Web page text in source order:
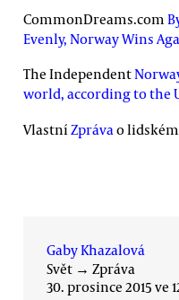
CommonDreams.com
Evenly, Norway Wins
The Independent
world, according to the
Vlastní Zpráva o
Gaby Khazalová
Svět → Zpráva
30. prosince 2015 ve